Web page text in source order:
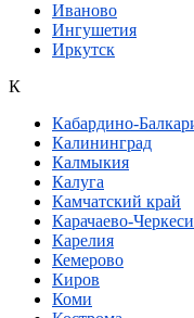
Иваново
Ингушетия
Иркутск
К
Кабардино-
Калининград
Калмыкия
Калуга
Камчатский край
Карачаево-
Карелия
Кемерово
Киров
Коми